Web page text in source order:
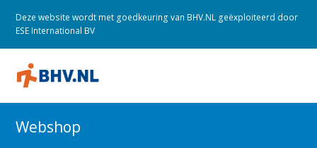
Deze website wordt met goedkeuring van BHV.NL geëxploiteerd door
ESE International BV
Webshop